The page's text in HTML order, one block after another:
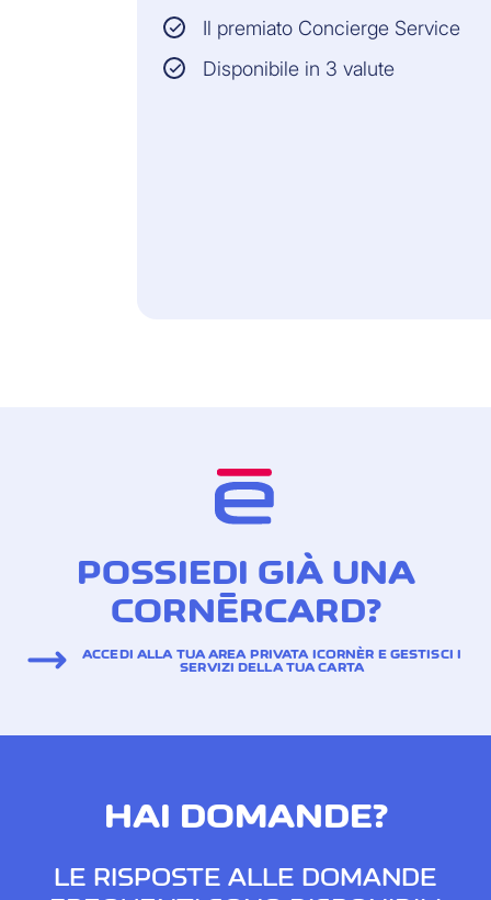
Il premiato Concierge Service
Disponibile in 3 valute
POSSIEDI GIÀ UNA
CORNÈRCARD?
ACCEDI ALLA TUA AREA PRIVATA ICORNÈR E GESTISCI I
SERVIZI DELLA TUA CARTA
HAI DOMANDE?
LE RISPOSTE ALLE DOMANDE